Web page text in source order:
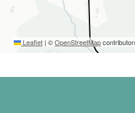
Leaflet | ©OpenStreetMap